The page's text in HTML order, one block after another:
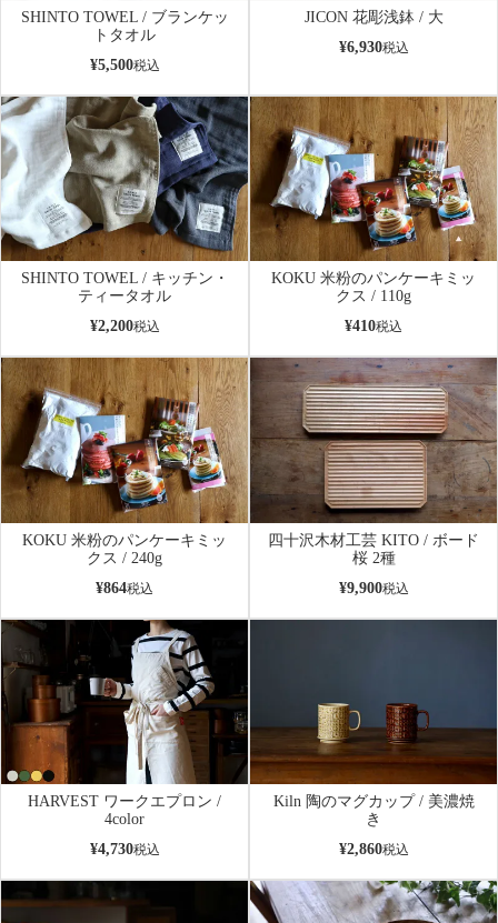
SHINTO TOWEL / ブランケッ
トタオル
¥5,500税込
JICON 花彫浅鉢 / 大
¥6,930税込
SHINTO TOWEL / キッチン・
ティータオル
¥2,200税込
KOKU 米粉のパンケーキミッ
クス / 110g
¥410税込
KOKU 米粉のパンケーキミッ
クス / 240g
¥864税込
四十沢木材工芸 KITO / ボード
桜 2種
¥9,900税込
HARVEST ワークエプロン /
4color
¥4,730税込
Kiln 陶のマグカップ / 美濃焼
き
¥2,860税込